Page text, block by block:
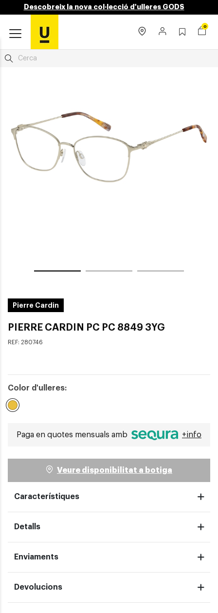
Descobreix la nova col·lecció d'ulleres GODS
0
Pierre Cardin
PIERRE CARDIN PC PC 8849 3YG
REF: 280746
Color d'ulleres:
Paga en quotes mensuals amb +info
Veure disponibilitat a botiga
Característiques
Detalls
Enviaments
Devolucions